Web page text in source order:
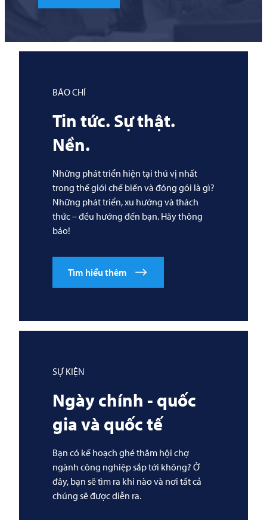
BÁO CHÍ
Tin tức. Sự thật.
Nền.
Những phát triển hiện tại thú vị nhất
trong thế giới chế biến và đóng gói là gì?
Những phát triển, xu hướng và thách
thức – đều hướng đến bạn. Hãy thông
báo!
Tìm hiểu thêm
SỰ KIỆN
Ngày chính - quốc
gia và quốc tế
Bạn có kế hoạch ghé thăm hội chợ
ngành công nghiệp sắp tới không? Ở
đây, bạn sẽ tìm ra khi nào và nơi tất cả
chúng sẽ được diễn ra.